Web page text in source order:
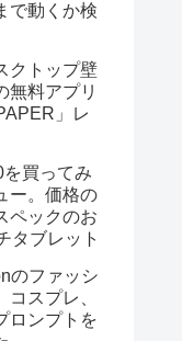
で動くか検
クトップ壁
無料アプリ
」レ
買ってみ
ー。価格の
ペックのお
タブレット
のファッシ
コスプレ、
ロンプトを